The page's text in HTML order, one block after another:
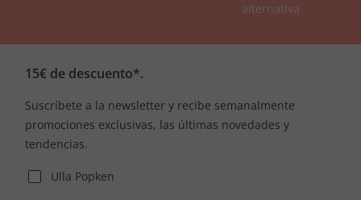
alternativa
15€ de descuento*.
Suscríbete a la newsletter y recibe semanalmente
promociones exclusivas, las últimas novedades y
tendencias.
Ulla Popken